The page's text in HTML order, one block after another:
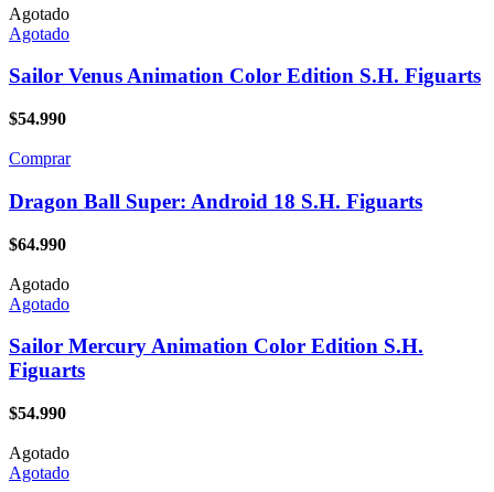
Agotado
Agotado
Sailor Venus Animation Color Edition S.H. Figuarts
$54.990
Comprar
Dragon Ball Super: Android 18 S.H. Figuarts
$64.990
Agotado
Agotado
Sailor Mercury Animation Color Edition S.H.
Figuarts
$54.990
Agotado
Agotado